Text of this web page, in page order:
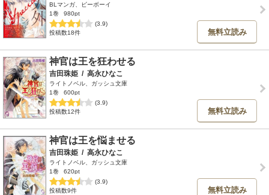
BLマンガ、ビーボーイ
1巻
980pt
(3.9)
投稿数18件
無料立読み
神官は王を狂わせる
吉田珠姫 / 高永ひなこ
ライトノベル、ガッシュ文庫
1巻
600pt
(3.9)
投稿数12件
無料立読み
神官は王を悩ませる
吉田珠姫 / 高永ひなこ
ライトノベル、ガッシュ文庫
1巻
620pt
(3.9)
投稿数9件
無料立読み